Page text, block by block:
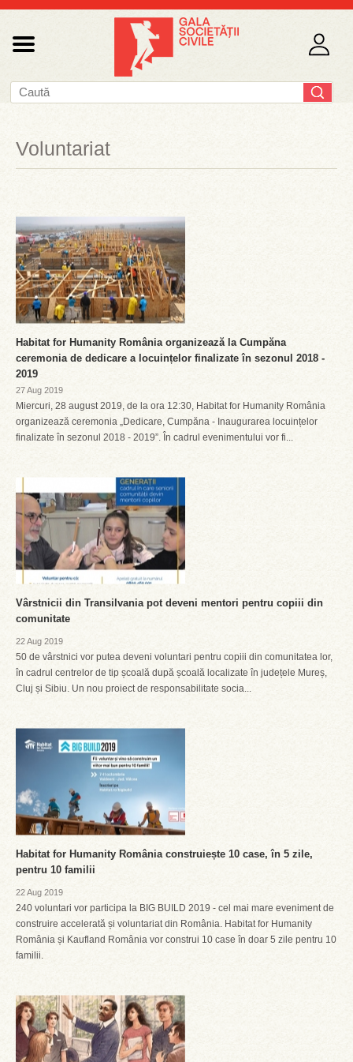
Voluntariat
Habitat for Humanity România organizează la Cumpăna
ceremonia de dedicare a locuințelor finalizate în sezonul 2018 -
2019
27 Aug 2019
Miercuri, 28 august 2019, de la ora 12:30, Habitat for Humanity România
organizează ceremonia „Dedicare, Cumpăna - Inaugurarea locuințelor
finalizate în sezonul 2018 - 2019”. În cadrul evenimentului vor fi...
Vârstnicii din Transilvania pot deveni mentori pentru copiii din
comunitate
22 Aug 2019
50 de vârstnici vor putea deveni voluntari pentru copiii din comunitatea lor,
în cadrul centrelor de tip școală după școală localizate în județele Mureș,
Cluj și Sibiu. Un nou proiect de responsabilitate socia...
Habitat for Humanity România construiește 10 case, în 5 zile,
pentru 10 familii
22 Aug 2019
240 voluntari vor participa la BIG BUILD 2019 - cel mai mare eveniment de
construire accelerată și voluntariat din România. Habitat for Humanity
România și Kaufland România vor construi 10 case în doar 5 zile pentru 10
familii.